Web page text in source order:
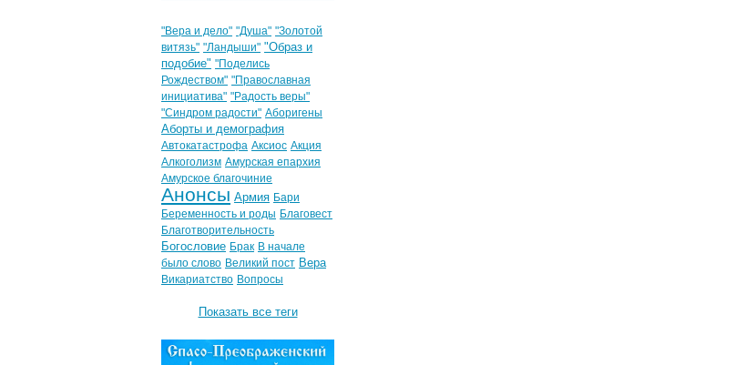
"Вера и дело" "Душа" "Золотой
витязь" "Ландыши" "Образ и
подобие" "Поделись
Рождеством" "Православная
инициатива" "Радость веры"
"Синдром радости" Аборигены
Аборты и демография
Автокатастрофа Аксиос Акция
Алкоголизм Амурская епархия
Амурское благочиние
Анонсы Армия Бари
Беременность и роды Благовест
Благотворительность
Богословие Брак В начале
было слово Великий пост Вера
Викариатство Вопросы
Показать все теги